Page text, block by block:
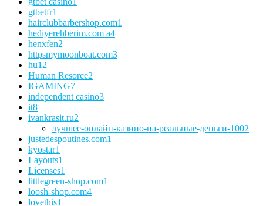
gtbetfr1
hairclubbarbershop.com1
hediyerehberim.com a4
henxfen2
httpsmymoonboat.com3
hu12
Human Resorce2
IGAMING7
independent casino3
it8
ivankrasit.ru2
лучшее-онлайн-казино-на-реальные-деньги-1002
justedespoutines.com1
kyostar1
Layouts1
Licenses1
littlegreen-shop.com1
loosh-shop.com4
lovethis1